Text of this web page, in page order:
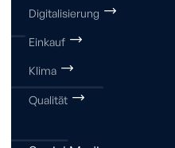
Digitalisierung
Einkauf
Klima
Qualität